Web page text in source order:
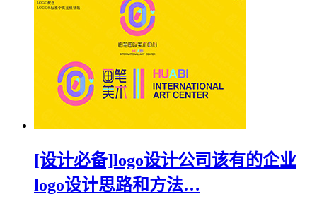
[设计必备]logo设计公司该有的企业
logo设计思路和方法…